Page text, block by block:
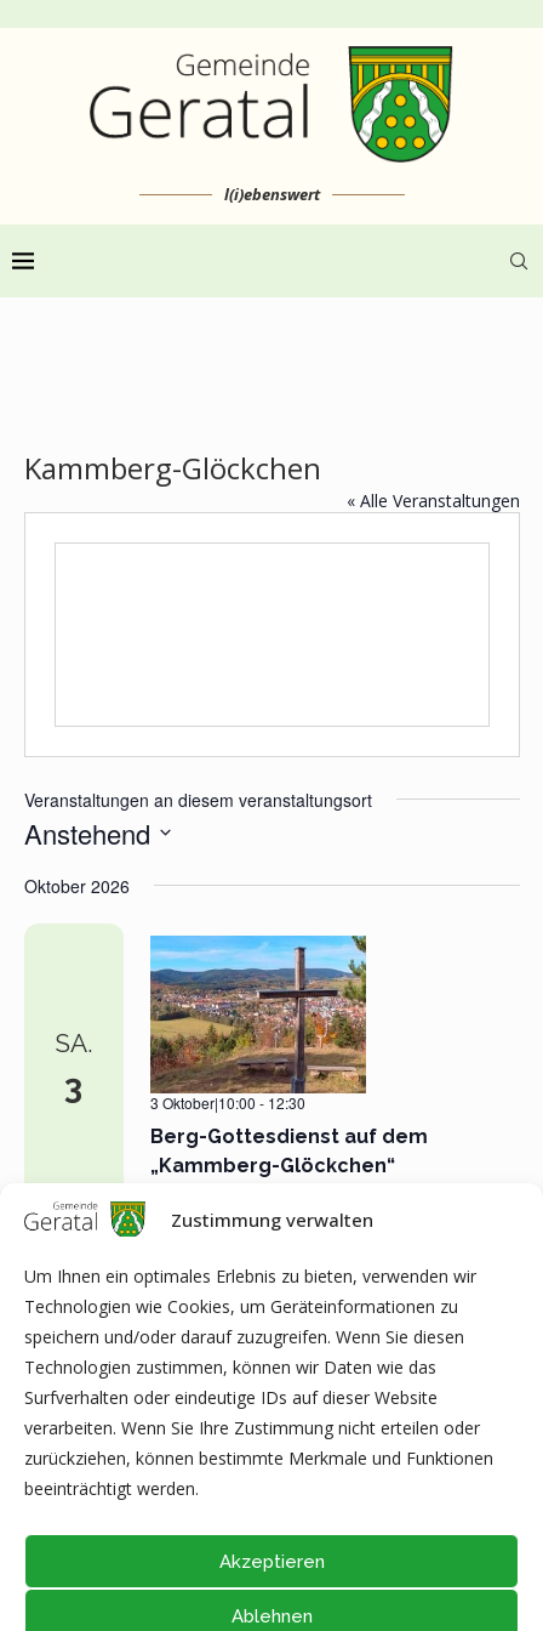
Zustimmung verwalten
Um Ihnen ein optimales Erlebnis zu bieten, verwenden wir
Technologien wie Cookies, um Geräteinformationen zu
speichern und/oder darauf zuzugreifen. Wenn Sie diesen
Technologien zustimmen, können wir Daten wie das
Surfverhalten oder eindeutige IDs auf dieser Website
verarbeiten. Wenn Sie Ihre Zustimmung nicht erteilen oder
zurückziehen, können bestimmte Merkmale und Funktionen
beeinträchtigt werden.
Akzeptieren
Ablehnen
l(i)ebenswert
Kammberg-Glöckchen
« Alle Veranstaltungen
Veranstaltungen an diesem veranstaltungsort
Anstehend
wählen.
Oktober 2026
SA.
3
Berg-Gottesdienst auf dem
„Kammberg-Glöckchen“
3 Oktober|10:00 - 12:30
VORHERIGE
VERANSTALTUNGEN
NÄCHSTE
KALENDER ABONNIEREN